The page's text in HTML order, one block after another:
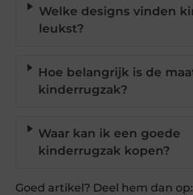
Welke designs vinden
leukst?
Hoe belangrijk is de
kinderrugzak?
Waar kan ik een goede
kinderrugzak kopen?
Goed artikel? Deel hem dan op: